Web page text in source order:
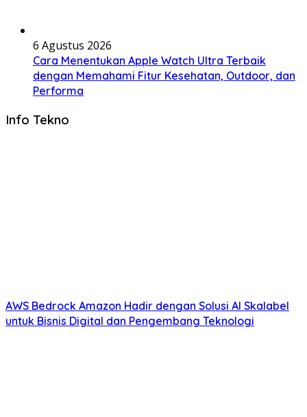
6 Agustus 2026
Cara Menentukan Apple Watch Ultra Terbaik
dengan Memahami Fitur Kesehatan, Outdoor, dan
Performa
Info Tekno
AWS Bedrock Amazon Hadir dengan Solusi AI Skalabel
untuk Bisnis Digital dan Pengembang Teknologi